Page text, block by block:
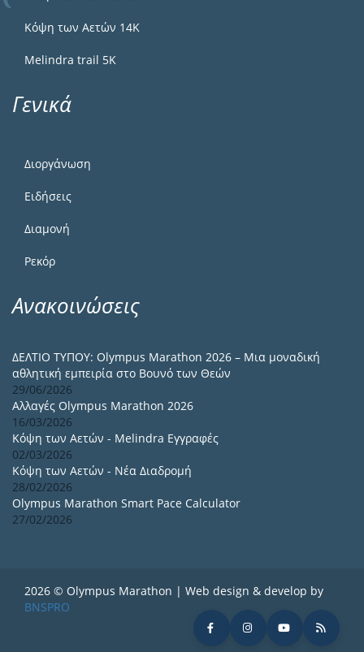
Κόψη των Αετών 14Κ
Melindra trail 5Κ
Γενικά
Διοργάνωση
Ειδήσεις
Διαμονή
Ρεκόρ
Ανακοινώσεις
ΔΕΛΤΙΟ ΤΥΠΟΥ: Olympus Marathon 2026 – Μια μοναδική
αθλητική εμπειρία στο Βουνό των Θεών
29/06/2026
Αλλαγές Olympus Marathon 2026
16/03/2026
Κόψη των Αετών - Melindra Εγγραφές
02/03/2026
Κόψη των Αετών - Νέα Διαδρομή
28/02/2026
Olympus Marathon Smart Pace Calculator
27/02/2026
2026 © Olympus Marathon | Web design & develop by
BNSPRO